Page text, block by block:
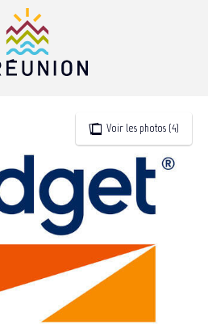
Voir les photos (4)